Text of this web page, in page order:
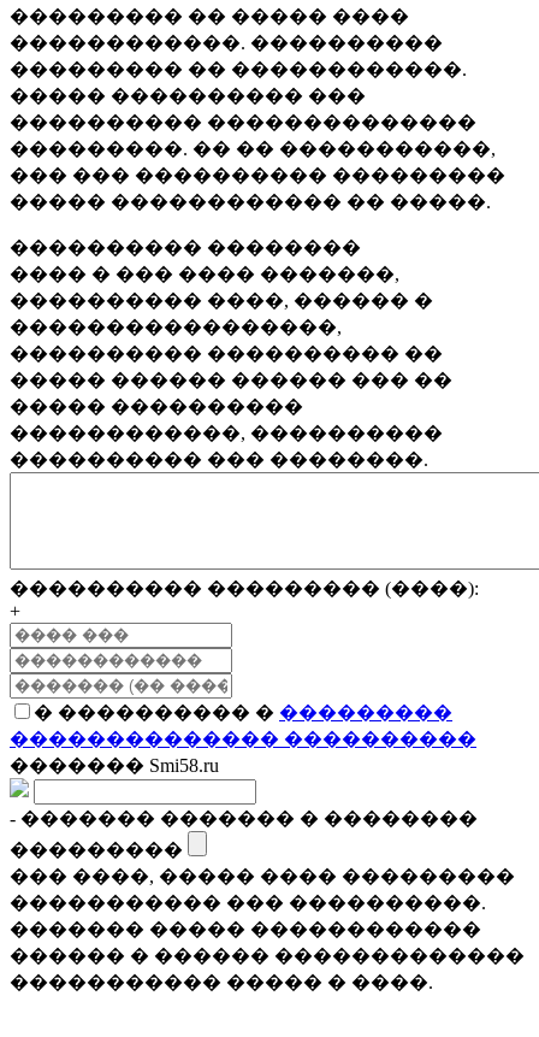
��������� �� ����� ����
������������. ����������
��������� �� ������������.
����� ���������� ���
���������� ��������������
���������. �� �� �����������,
��� ��� ���������� ���������
����� ������������ �� �����.
���������� ��������
���� � ��� ���� �������,
���������� ����, ������ �
�����������������,
���������� ���������� ��
����� ������ ������ ��� ��
����� ����������
������������, ����������
���������� ��� ��������.
���������� ��������� (����):
+
� ���������� � ���������
�������������� ����������
������� Smi58.ru
- ������� ������� � ��������
���������
��� ����, ����� ���� ���������
����������� ��� ����������.
������� ����� ������������
������ � ������ �������������
����������� ����� � ����.